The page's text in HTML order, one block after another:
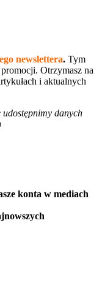
newslettera.Tym
Otrzymasz na
i aktualnych
udostępnimy danych
konta w mediach